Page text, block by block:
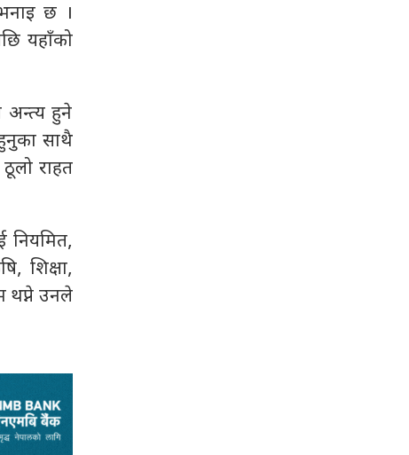
छ ।
यहाँको
अन्त्य हुने
साथै
राहत
नियमित,
शिक्षा,
थप्ने उनले